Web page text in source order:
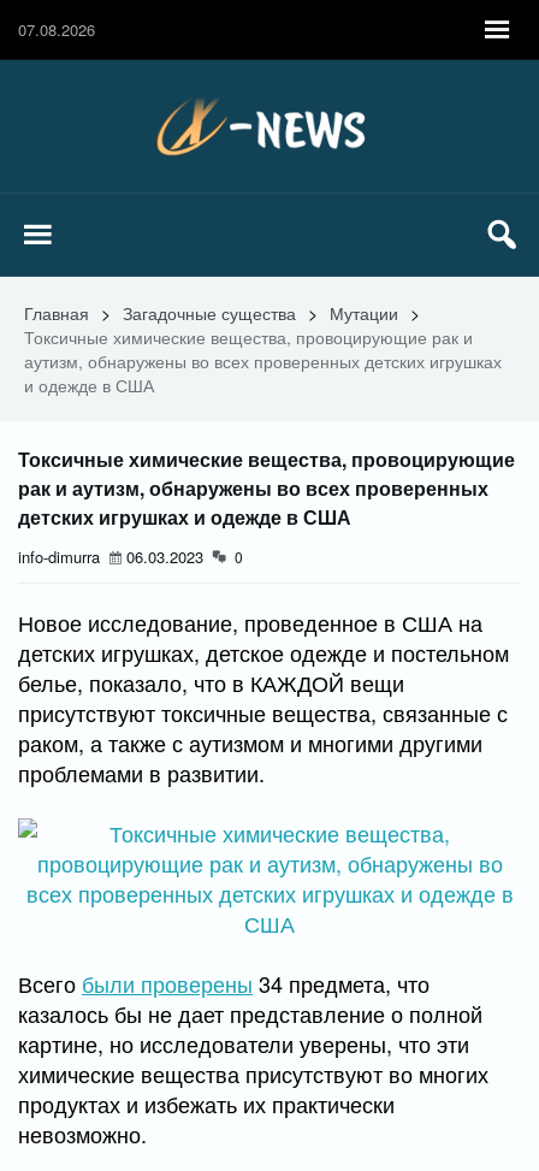
07.08.2026
Главная > Загадочные существа > Мутации >
Токсичные химические вещества, провоцирующие рак и
аутизм, обнаружены во всех проверенных детских игрушках
и одежде в США
Токсичные химические вещества, провоцирующие
рак и аутизм, обнаружены во всех проверенных
детских игрушках и одежде в США
info-dimurra 06.03.2023 0
Новое исследование, проведенное в США на
детских игрушках, детское одежде и постельном
белье, показало, что в КАЖДОЙ вещи
присутствуют токсичные вещества, связанные с
раком, а также с аутизмом и многими другими
проблемами в развитии.
Всего были проверены 34 предмета, что
казалось бы не дает представление о полной
картине, но исследователи уверены, что эти
химические вещества присутствуют во многих
продуктах и избежать их практически
невозможно.